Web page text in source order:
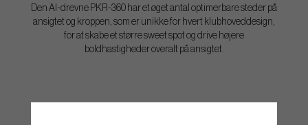
Den AI-drevne PKR-360 har et øget antal optimerbare steder på
ansigtet og kroppen, som er unikke for hvert klubhoveddesign,
for at skabe et større sweet spot og drive højere
boldhastigheder overalt på ansigtet.